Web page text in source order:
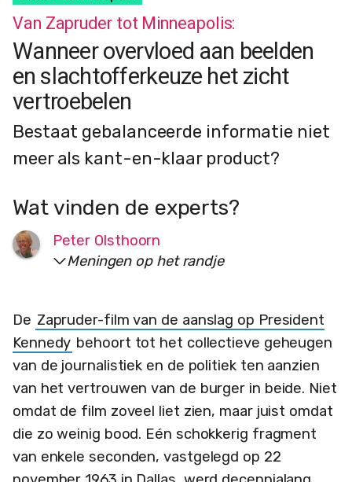
Van Zapruder tot Minneapolis:
Wanneer overvloed aan beelden
en slachtofferkeuze het zicht
vertroebelen
Bestaat gebalanceerde informatie niet
meer als kant-en-klaar product?
Wat vinden de experts?
Peter Olsthoorn
Meningen op het randje
De Zapruder-film van de aanslag op President
Kennedy behoort tot het collectieve geheugen
van de journalistiek en de politiek ten aanzien
van het vertrouwen van de burger in beide. Niet
omdat de film zoveel liet zien, maar juist omdat
die zo weinig bood. Eén schokkerig fragment
van enkele seconden, vastgelegd op 22